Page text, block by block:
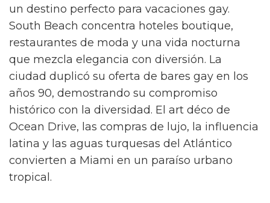
un destino perfecto para vacaciones gay.
South Beach concentra hoteles boutique,
restaurantes de moda y una vida nocturna
que mezcla elegancia con diversión. La
ciudad duplicó su oferta de bares gay en los
años 90, demostrando su compromiso
histórico con la diversidad. El art déco de
Ocean Drive, las compras de lujo, la influencia
latina y las aguas turquesas del Atlántico
convierten a Miami en un paraíso urbano
tropical.